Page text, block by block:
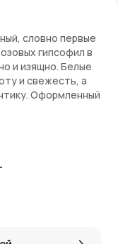
словно первые
гипсофил в
и изящно. Белые
и свежесть, а
Оформленный
к вручению.
и чистоту,
чувства. Этот
самые светлые